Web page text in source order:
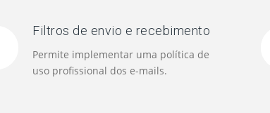
Filtros de envio e recebimento
Permite implementar uma política de
uso profissional dos e-mails.